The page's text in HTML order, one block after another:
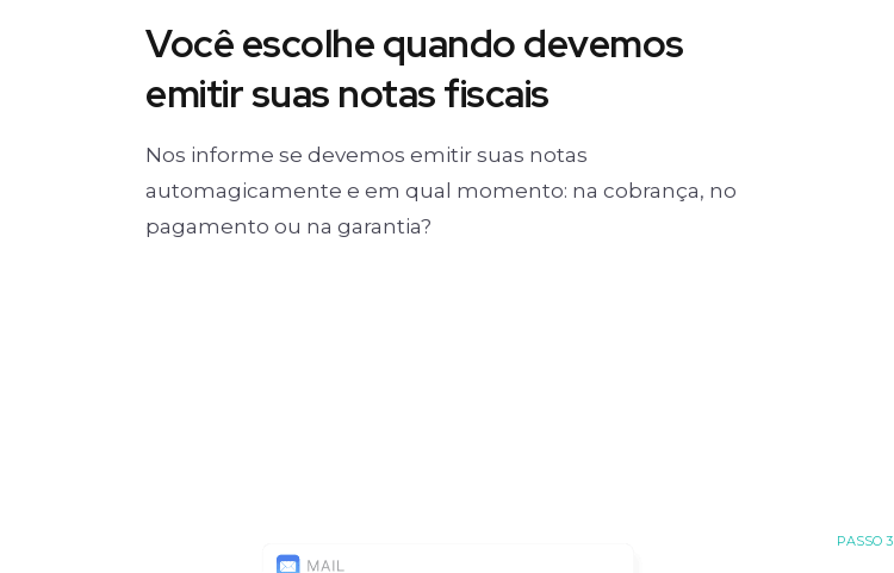
Você escolhe quando devemos
emitir suas notas fiscais
Nos informe se devemos emitir suas notas
automagicamente e em qual momento: na cobrança, no
pagamento ou na garantia?
PASSO 3